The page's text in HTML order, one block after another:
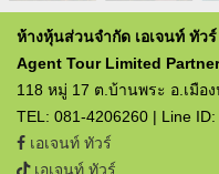
ห้างหุ้นส่วนจำกัด เอเจนท์ ทัว
Agent Tour Limited
118 หมู่ 17 ต.บ้านพระ อ.เมือ
TEL: 081-4206260 | Line
เอเจนท์ ทัวร์
เอเจนท์ ทัวร์